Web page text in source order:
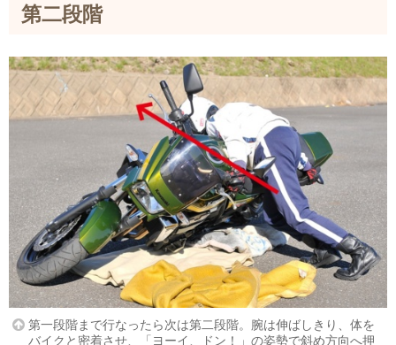
第二段階
第一段階まで行なったら次は第二段階。腕は伸ばしきり、体を
バイクと密着させ、「ヨーイ、ドン！」の姿勢で斜め方向へ押